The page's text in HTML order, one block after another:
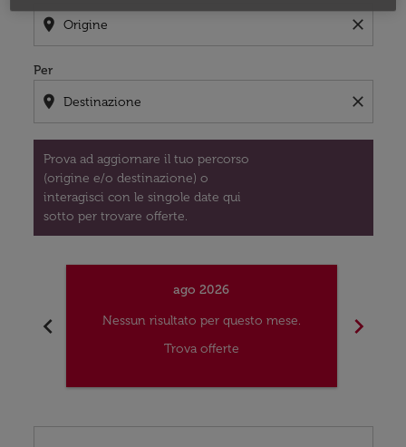
location_on close
Per
location_on close
Prova ad aggiornare il tuo percorso
(origine e/o destinazione) o
interagisci con le singole date qui
sotto per trovare offerte.
chevron_left
ago 2026
Nessun risultato per questo mese.
Trova offerte
chevron_right